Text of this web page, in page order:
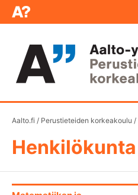
Aalto.fi / Perustieteiden korkeakoulu /
Henkilökunta